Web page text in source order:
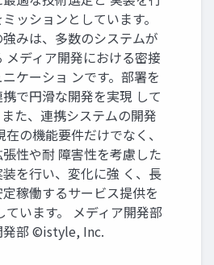
ッションとしています。
みは、多数のシステムが
メディア開発における密接
ケーショ ンです。部署を
で円滑な開発を実現 して
た、連携システムの開発
在の機能要件だけでなく、
性や耐 障害性を考慮した
を行い、変化に強 く、長
稼働するサービス提供を
ています。 メディア開発部
発部 ©istyle, Inc.